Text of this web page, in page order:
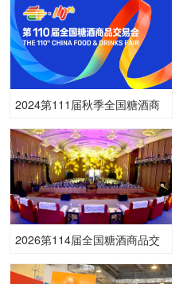
2024第111届秋季全国糖酒商
品交易会
2026第114届全国糖酒商品交